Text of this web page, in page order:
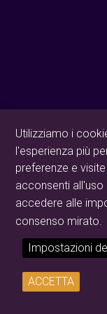
Utilizziamo i
l'esperienza più
preferenze e
acconsenti all'uso
accedere alle
consenso mirato.
Impostazioni
ACCETTA